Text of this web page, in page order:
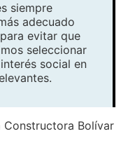
siempre
adecuado
evitar que
seleccionar
social en
Constructora Bolívar